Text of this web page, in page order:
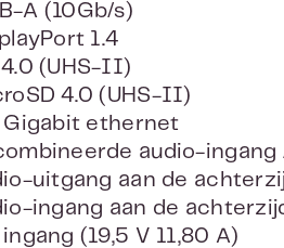
A (10Gb/s)
1.4
4.0 (UHS-II)
4.0 (UHS-II)
Gigabit ethernet
audio-
uitgang aan de
ingang aan de
ingang (19,5 V 11,80 A)